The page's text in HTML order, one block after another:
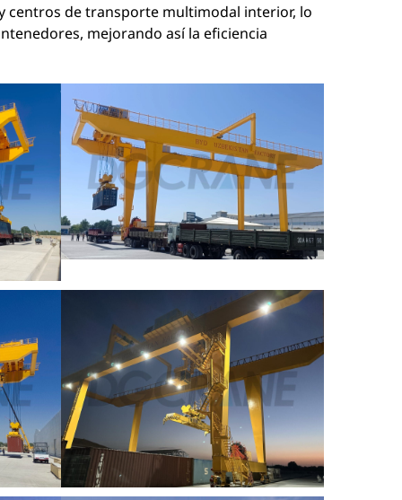
centros de transporte multimodal interior, lo
mejorando así la eficiencia